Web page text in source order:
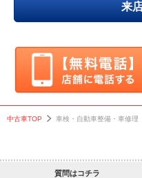
来
中古車TOP 車検・自動車整備・車修理
質問はコチラ